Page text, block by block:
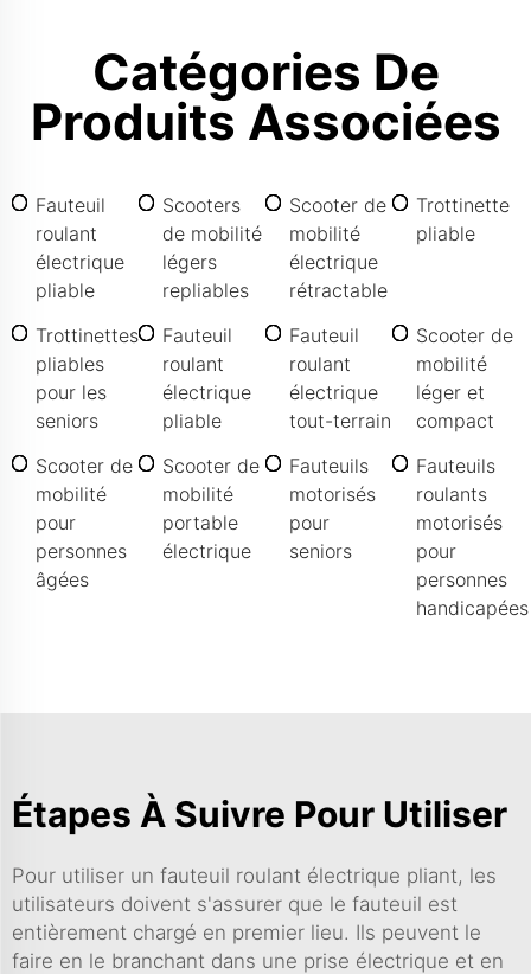
Catégories De
Produits Associées
Fauteuil
roulant
électrique
pliable
Scooters
de mobilité
légers
repliables
Scooter de
mobilité
électrique
rétractable
Trottinette
pliable
Trottinettes
pliables
pour les
seniors
Fauteuil
roulant
électrique
pliable
Fauteuil
roulant
électrique
tout-terrain
Scooter de
mobilité
léger et
compact
Scooter de
mobilité
pour
personnes
âgées
Scooter de
mobilité
portable
électrique
Fauteuils
motorisés
pour
seniors
Fauteuils
roulants
motorisés
pour
personnes
handicapées
Étapes À Suivre Pour Utiliser
Pour utiliser un fauteuil roulant électrique pliant, les
utilisateurs doivent s'assurer que le fauteuil est
entièrement chargé en premier lieu. Ils peuvent le
faire en le branchant dans une prise électrique et en